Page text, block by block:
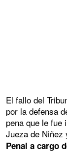
El fallo del
por la defensa
pena que le fue
Jueza de Niñez
Penal a cargo